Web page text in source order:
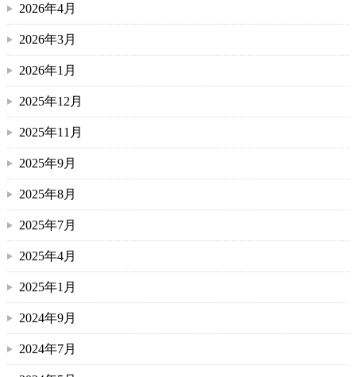
2026年4月
2026年3月
2026年1月
2025年12月
2025年11月
2025年9月
2025年8月
2025年7月
2025年4月
2025年1月
2024年9月
2024年7月